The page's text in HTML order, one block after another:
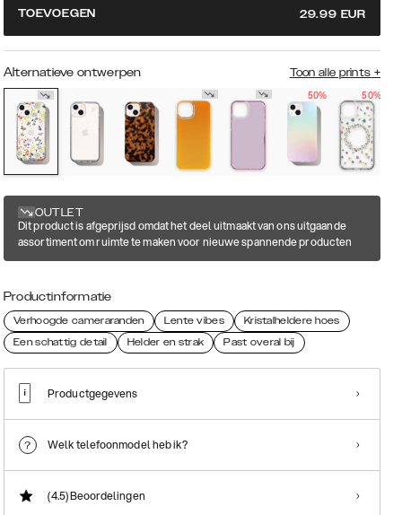
TOEVOEGEN 29.99 EUR
Alternatieve ontwerpen Toon alle prints +
50%
50%
OUTLET
Dit product is afgeprijsd omdat het deel uitmaakt van ons uitgaande
assortiment om ruimte te maken voor nieuwe spannende producten
Productinformatie
Verhoogde cameraranden Lente vibes
Kristalheldere hoes
Een schattig detail
Helder en strak Past overal bij
Productgegevens
Welk telefoonmodel heb ik?
(4.5)Beoordelingen